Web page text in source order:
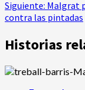
entradas
Siguiente: Malgrat
contra las pintadas
Historias